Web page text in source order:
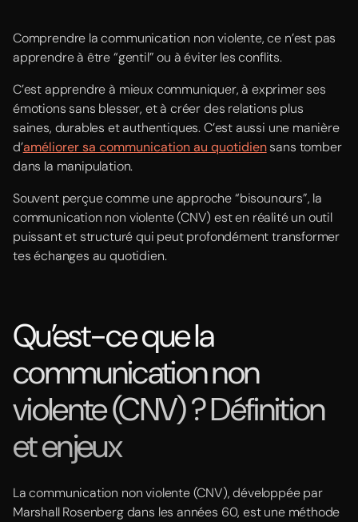
Comprendre la communication non violente, ce n’est pas
apprendre à être “gentil” ou à éviter les conflits.
C’est apprendre à mieux communiquer, à exprimer ses
émotions sans blesser, et à créer des relations plus
saines, durables et authentiques. C’est aussi une manière
d’améliorer sa communication au quotidiensans tomber
dans la manipulation.
Souvent perçue comme une approche “bisounours”, la
communication non violente (CNV) est en réalité un outil
puissant et structuré qui peut profondément transformer
tes échanges au quotidien.
Qu’est-ce que la
communication non
violente (CNV) ? Définition
et enjeux
La communication non violente (CNV), développée par
Marshall Rosenberg dans les années 60, est une méthode